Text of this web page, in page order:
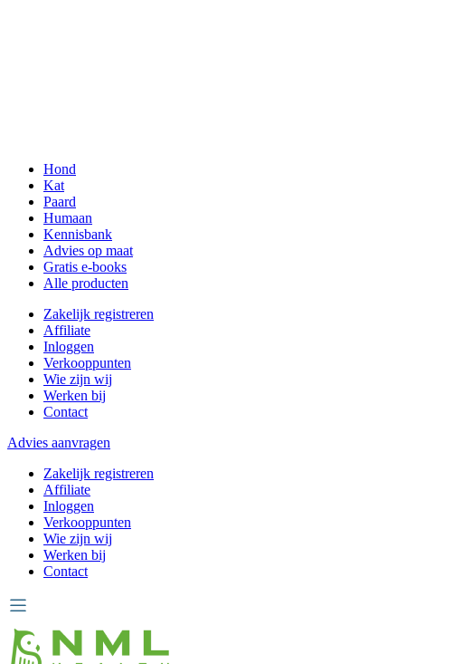
Hond
Kat
Paard
Humaan
Kennisbank
Advies op maat
Gratis e-books
Alle producten
Zakelijk registreren
Affiliate
Inloggen
Verkooppunten
Wie zijn wij
Werken bij
Contact
Advies aanvragen
Zakelijk registreren
Affiliate
Inloggen
Verkooppunten
Wie zijn wij
Werken bij
Contact